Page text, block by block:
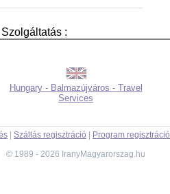
:
Hungary - Balmazújváros - Travel
Services
Szállás regisztráció Program regisztráció
© 1989 - 2026 IranyMagyarorszag.hu